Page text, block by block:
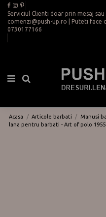
Serviciul Clienti doar prin mesaj sau
comenzi@push-up.ro | Puteti face
0730177166
Acasa Articole barbati Manusi
lana pentru barbati - Art of polo